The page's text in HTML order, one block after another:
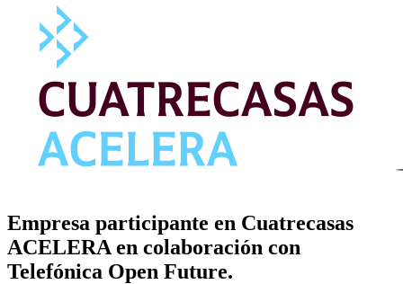
Empresa participante en Cuatrecasas
ACELERA en colaboración con
Telefónica Open Future.